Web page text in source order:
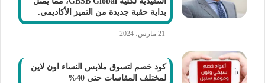
بداية حقبة جديدة من التميز الأكاديمي.
21 مارس، 2024
كود خصم لتسوق ملابس النساء اون لاين
لمختلف المقاسات حتى 40%